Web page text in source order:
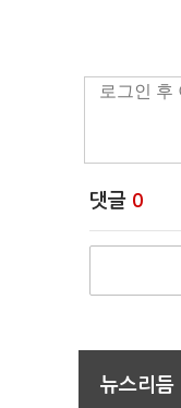
댓글 0
뉴스리듬